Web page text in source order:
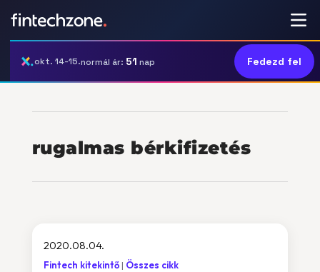
okt. 14-15.normál ár: 51 nap Fedezd fel
rugalmas bérkifizetés
2020.08.04.
Fintech kitekintő Összes cikk